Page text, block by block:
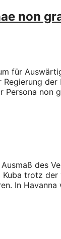
non
für
der
non
des
trotz
In